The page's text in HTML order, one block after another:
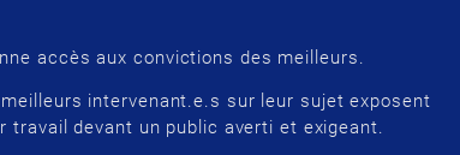
accès aux convictions des meilleurs.
intervenant.e.s sur leur sujet exposent
devant un public averti et exigeant.